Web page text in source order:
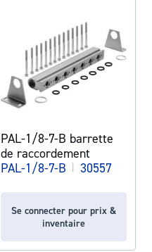
PAL-1/8-7-B barrette
de raccordement
PAL-1/8-7-B | 30557
Se connecter pour prix &
inventaire